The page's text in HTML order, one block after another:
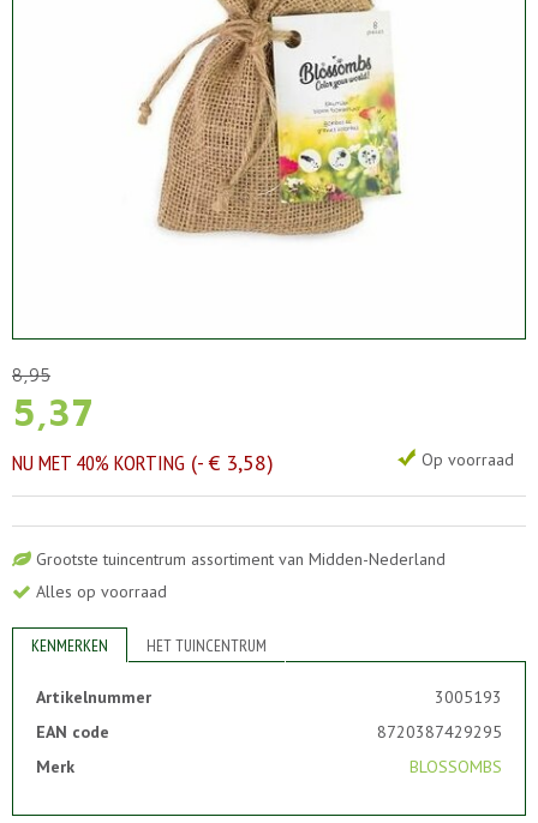
8,95
5,37
NU MET 40% KORTING -€ 3,58 Op voorraad
Grootste tuincentrum assortiment van Midden-Nederland
Alles op voorraad
KENMERKEN HET TUINCENTRUM
Artikelnummer
3005193
EAN code
8720387429295
Merk
BLOSSOMBS